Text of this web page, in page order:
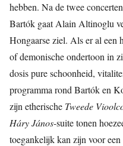
hebben. Na de twee
Bartók gaat Alain Altinoglu
Hongaarse ziel. Als er al een
of demonische ondertoon in
dosis pure schoonheid,
programma rond Bartók en
zijn etherische Tweede
Háry János-suite tonen
toegankelijk kan zijn voor